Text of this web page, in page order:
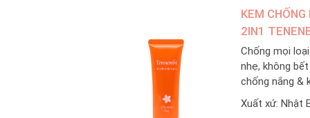
KEM
2IN1
Chống mọi
nhẹ, không
chống nắng &
Xuất xứ: Nhật